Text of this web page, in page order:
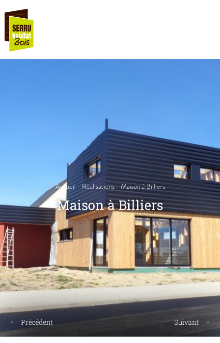
Accueil-Réalisations-Maison à Billiers
Maison à Billiers
Précédent Suivant